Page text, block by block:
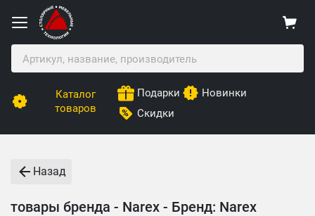
Каталог
товаров
Подарки
Новинки
Скидки
Назад
товары бренда - Narex - Бренд: Narex